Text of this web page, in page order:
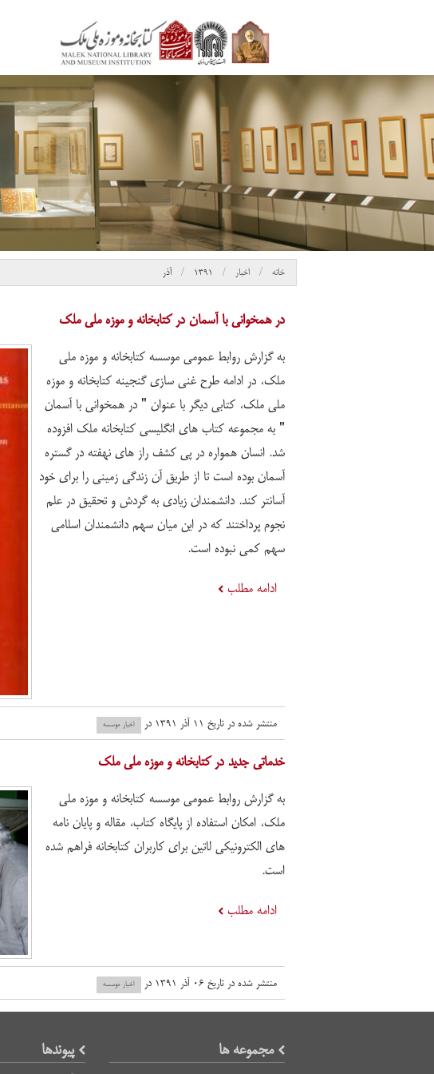
خانه اخبار ۱۳۹۱ آذر
در همخوانی با آسمان در کتابخانه و موزه ملی ملک
به گزارش روابط عمومی موسسه کتابخانه و موزه ملی
ملک، در ادامه طرح غنی سازی گنجینه کتابخانه و موزه
ملی ملک، کتابی دیگر با عنوان " در همخوانی با آسمان
" به مجموعه کتاب های انگلیسی کتابخانه ملک افزوده
شد. انسان همواره در پی کشف راز های نهفته در گستره
آسمان بوده است تا از طریق آن زندگی زمینی را برای خود
آسانتر کند. دانشمندان زیادی به گردش و تحقیق در علم
نجوم پرداختند که در این میان سهم دانشمندان اسلامی
سهم کمی نبوده است.
ادامه مطلب
منتشر شده در تاریخ ۱۱ آذر ۱۳۹۱ در اخبار موسسه
خدماتی جدید در کتابخانه و موزه ملی ملک
به گزارش روابط عمومی موسسه کتابخانه و موزه ملی
ملک، امکان استفاده از پایگاه کتاب، مقاله و پایان نامه
های الکترونیکی لاتین برای کاربران کتابخانه فراهم شده
است.
ادامه مطلب
منتشر شده در تاریخ ۰۶ آذر ۱۳۹۱ در اخبار موسسه
مجموعه ها پیوند‌ها